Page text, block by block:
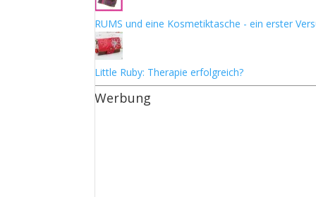
RUMS und eine Kosmetiktasche - ein erster
Little Ruby: Therapie erfolgreich?
Werbung